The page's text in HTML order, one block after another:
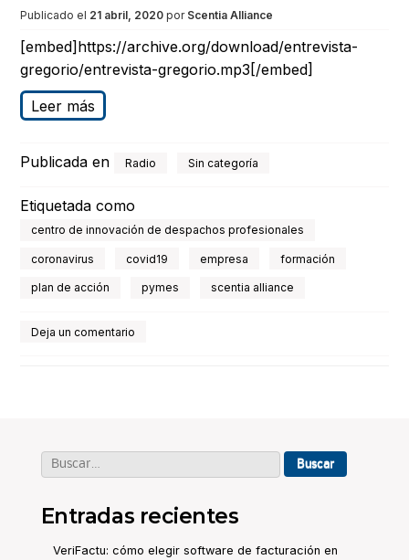
Publicado el 21 abril, 2020 por Scentia Alliance
[embed]https://archive.org/download/entrevista-
gregorio/entrevista-gregorio.mp3[/embed]
Leer más
Publicada en Radio Sin categoría
Etiquetada como
centro de innovación de despachos profesionales
coronavirus covid19 empresa formación
plan de acción pymes scentia alliance
Deja un comentario
Buscar:
Entradas recientes
VeriFactu: cómo elegir software de facturación en